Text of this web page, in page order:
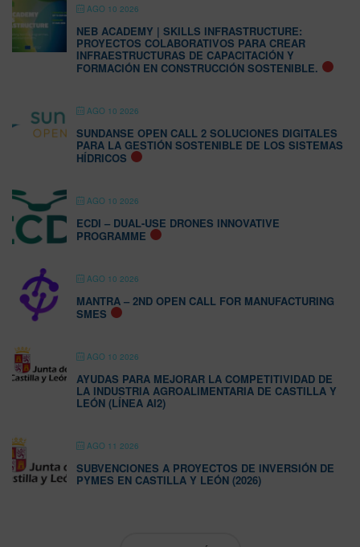
AGO 10 2026
NEB ACADEMY | SKILLS INFRASTRUCTURE:
PROYECTOS COLABORATIVOS PARA CREAR
INFRAESTRUCTURAS DE CAPACITACIÓN Y
FORMACIÓN EN CONSTRUCCIÓN SOSTENIBLE.
AGO 10 2026
SUNDANSE OPEN CALL 2 SOLUCIONES DIGITALES
PARA LA GESTIÓN SOSTENIBLE DE LOS SISTEMAS
HÍDRICOS
AGO 10 2026
ECDI – DUAL-USE DRONES INNOVATIVE
PROGRAMME
AGO 10 2026
MANTRA – 2ND OPEN CALL FOR MANUFACTURING
SMES
AGO 10 2026
AYUDAS PARA MEJORAR LA COMPETITIVIDAD DE
LA INDUSTRIA AGROALIMENTARIA DE CASTILLA Y
LEÓN (LÍNEA AI2)
AGO 11 2026
SUBVENCIONES A PROYECTOS DE INVERSIÓN DE
PYMES EN CASTILLA Y LEÓN (2026)